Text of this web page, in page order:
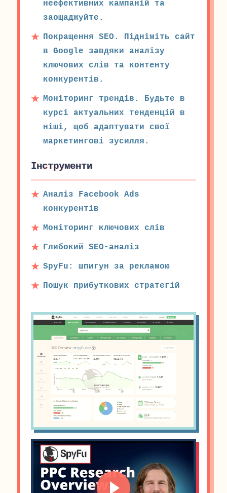
неефективних кампаній та
заощаджуйте.
Покращення SEO. Підніміть сайт
в Google завдяки аналізу
ключових слів та контенту
конкурентів.
Моніторинг трендів. Будьте в
курсі актуальних тенденцій в
ніші, щоб адаптувати свої
маркетингові зусилля.
Інструменти
Аналіз Facebook Ads
конкурентів
Моніторинг ключових слів
Глибокий SEO-аналіз
SpyFu: шпигун за рекламою
Пошук прибуткових стратегій